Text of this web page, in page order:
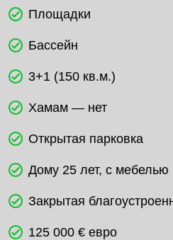
Площадки
Бассейн
3+1 (150 кв.м.)
Хамам — нет
Открытая парковка
Дому 25 лет, с мебелью
Закрытая
125 000 € евро